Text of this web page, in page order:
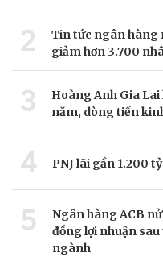
2
Tin tức ngân hàng
giảm hơn 3.700
3
Hoàng Anh Gia
năm, dòng tiền
4 PNJ lãi gần 1.200
5
Ngân hàng ACB
đồng lợi nhuận
ngành